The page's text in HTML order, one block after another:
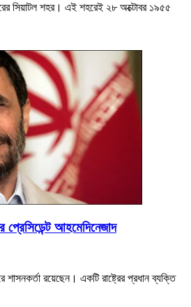
সিয়াটল শহর। এই শহরেই ২৮ অক্টোবর ১৯৫৫
প্রেসিডেন্ট আহমেদিনেজাদ
রয়েছেন। একটি রাষ্ট্রের প্রধান ব্যক্তি